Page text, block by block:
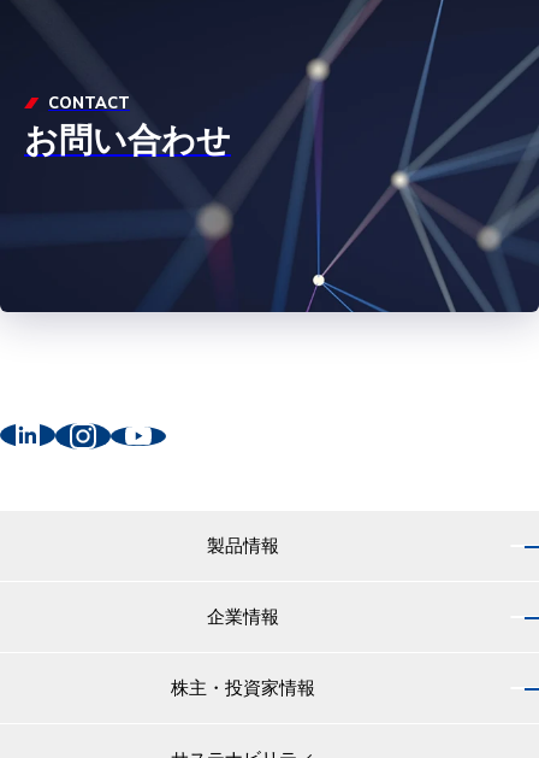
CONTACT
お問い合わせ
製品情報
小型船舶・漁船用塗料・漁網用防汚剤
企業情報
株主・投資家情報